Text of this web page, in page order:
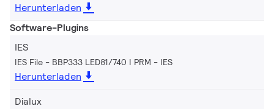
Herunterladen
Software-Plugins
IES
IES File - BBP333 LED81/740 I PRM IES
Herunterladen
Dialux